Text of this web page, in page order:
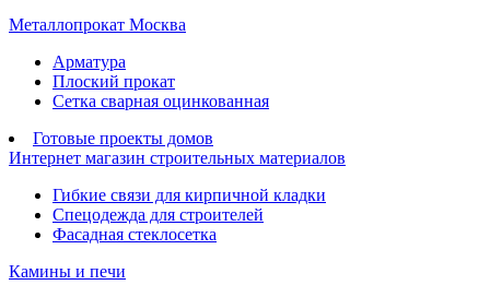
Металлопрокат Москва
Арматура
Плоский прокат
Сетка сварная оцинкованная
Готовые проекты домов
Интернет магазин строительных материалов
Гибкие связи для кирпичной кладки
Спецодежда для строителей
Фасадная стеклосетка
Камины и печи